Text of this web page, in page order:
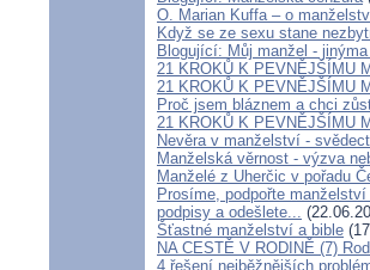
O. Marian Kuffa – o
Když se ze sexu stane
Blogující: Můj manžel -
21 KROKŮ K PEVNĚJŠÍMU
21 KROKŮ K PEVNĚJŠÍMU
Proč jsem bláznem a chci
21 KROKŮ K PEVNĚJŠÍMU
Nevěra v manželství -
Manželská věrnost - výzva
Manželé z Uherčic v pořadu
Prosíme, podpořte
podpisy a odešlete...
Šťastné manželství a bible
NA CESTĚ V RODINĚ (7)
4 řešení nejběžnějších